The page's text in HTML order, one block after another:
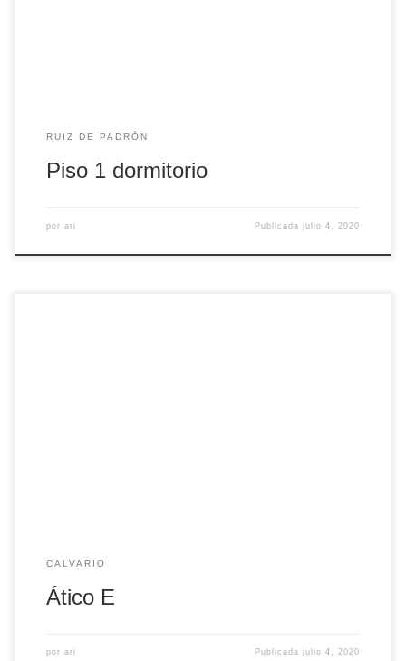
RUIZ DE PADRÓN
Piso 1 dormitorio
por ari Publicadajulio 4, 2020
CALVARIO
Ático E
por ari Publicadajulio 4, 2020